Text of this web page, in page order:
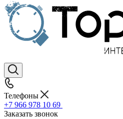
Телефоны
+7 966 978 10 69
Заказать звонок